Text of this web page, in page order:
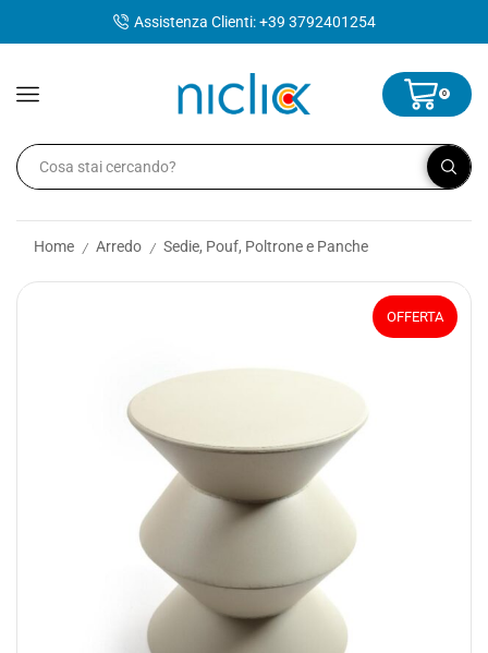
Assistenza Clienti: +39 3792401254
0
Home / Arredo / Sedie, Pouf, Poltrone e Panche
OFFERTA